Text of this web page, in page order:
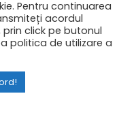
pe parcursul derularii
neconditionat si
tehnica si/sau
contractului conform
de achizitie publica ce
si autoritatea
Pentru continuarea
acordul
click pe butonul
politica de utilizare a